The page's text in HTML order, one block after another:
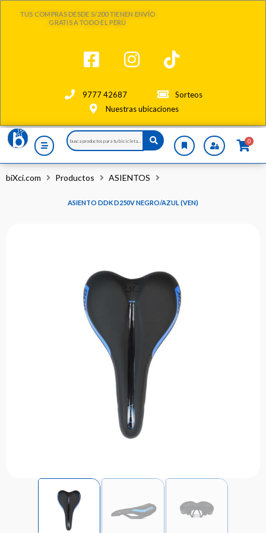
TUS COMPRAS DESDE S/200 TIENEN ENVÍO
GRATIS A TODO EL PERÚ
9777 42687
Sorteos
Nuestras ubicaciones
Search
...
0
biXci.com Productos ASIENTOS
ASIENTO DDK D250V NEGRO/AZUL (VEN)